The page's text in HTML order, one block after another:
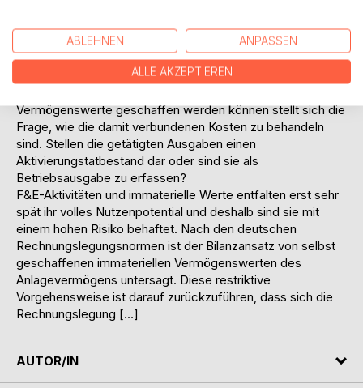
F&E-Ausgaben der deutschen Unternehmen von 64.667
Mio. DM im Jahr 1997 auf 43.890 Mio. Euro im Jahr 2003.
Davon entfielen in 2003 allein 16.750 Mio. Euro auf den
Vermögenswerte geschaffen werden können stellt sich die
Frage, wie die damit verbundenen Kosten zu behandeln
sind. Stellen die getätigten Ausgaben einen
Aktivierungstatbestand dar oder sind sie als
Betriebsausgabe zu erfassen?
F&E-Aktivitäten und immaterielle Werte entfalten erst sehr
spät ihr volles Nutzenpotential und deshalb sind sie mit
einem hohen Risiko behaftet. Nach den deutschen
Rechnungslegungsnormen ist der Bilanzansatz von selbst
geschaffenen immateriellen Vermögenswerten des
Anlagevermögens untersagt. Diese restriktive
Vorgehensweise ist darauf zurückzuführen, dass sich die
Rechnungslegung […]
AUTOR/IN
ABLEHNEN ANPASSEN
ALLE AKZEPTIEREN